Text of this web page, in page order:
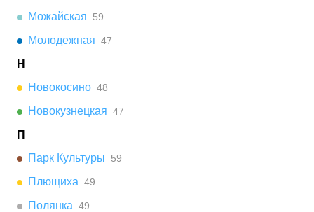
Можайская
59
Молодежная 47
Н
Новокосино 48
Новокузнецкая 47
П
Парк Культуры
59
Плющиха 49
Полянка 49